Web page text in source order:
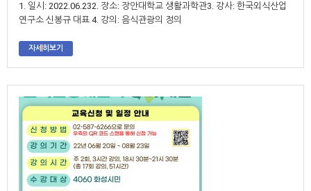
1. 일시: 2022.06.232. 장소: 장안대학교 생활과학관3. 강사: 한국외식산업
연구소 신봉규 대표 4. 강의: 음식관광의 정의
자세히보기